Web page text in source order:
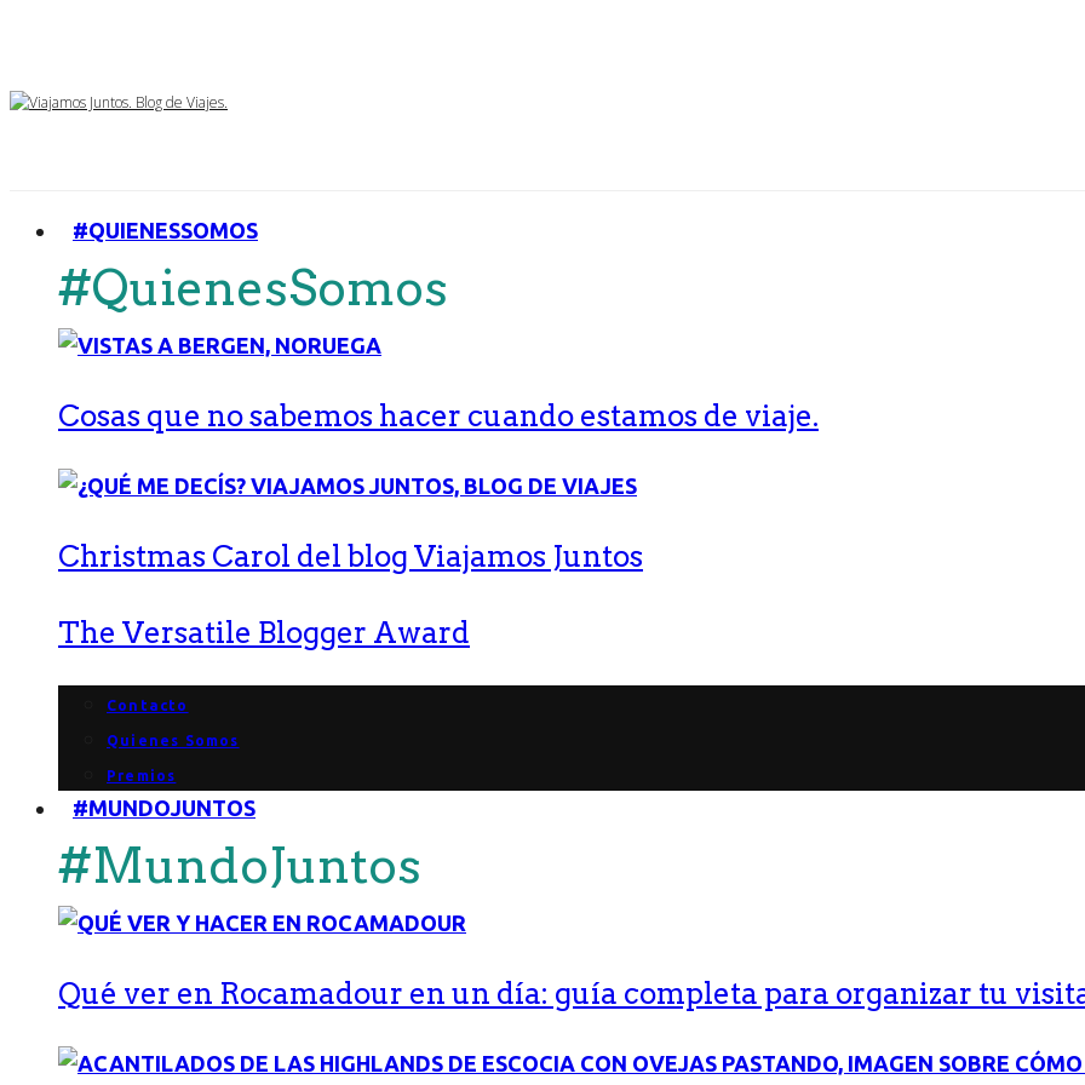
#QUIENESSOMOS
#QuienesSomos
Cosas que no sabemos hacer cuando estamos de viaje.
Christmas Carol del blog Viajamos Juntos
The Versatile Blogger Award
Contacto
Quienes Somos
Premios
#MUNDOJUNTOS
#MundoJuntos
Qué ver en Rocamadour en un día: guía completa para organizar tu